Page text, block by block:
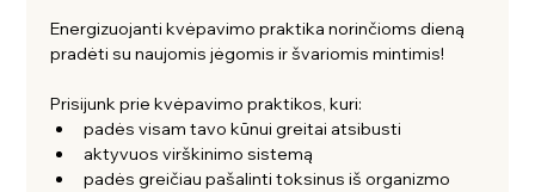
Energizuojanti kvėpavimo praktika norinčioms dieną
pradėti su naujomis jėgomis ir švariomis mintimis!
Prisijunk prie kvėpavimo praktikos, kuri:
padės visam tavo kūnui greitai atsibusti
aktyvuos virškinimo sistemą
padės greičiau pašalinti toksinus iš organizmo